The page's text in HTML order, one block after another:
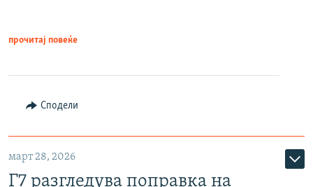
прочитај повеќе
Сподели
март 28, 2026
Г7 разгледува поправка на